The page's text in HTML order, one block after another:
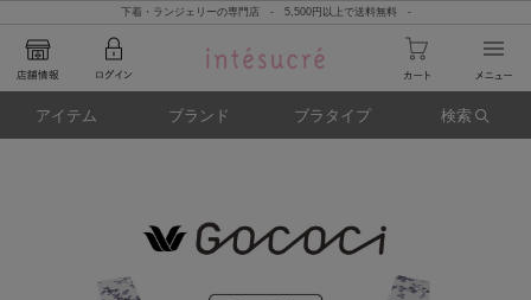
下着・ランジェリーの専門店 - 5,500円以上で送料無料 -
アイテム ブランド ブラタイプ 検索